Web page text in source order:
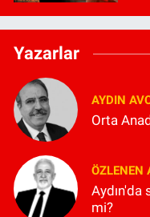
Yazarlar
AYDIN
Orta
ÖZLENEN
Aydın'da
mi?